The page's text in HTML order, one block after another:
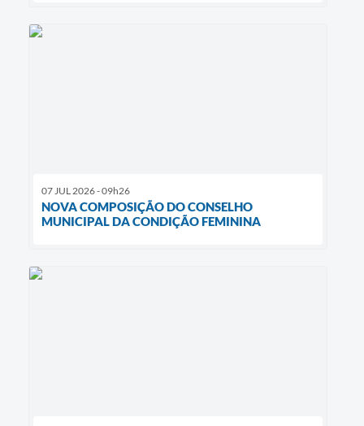
07 JUL 2026 - 09h26
NOVA COMPOSIÇÃO DO CONSELHO
MUNICIPAL DA CONDIÇÃO FEMININA